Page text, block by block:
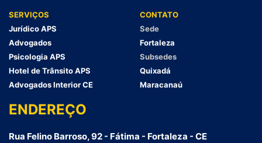
SERVIÇOS
Jurídico APS
Advogados
Psicologia APS
Hotel de Trânsito APS
Advogados Interior CE
CONTATO
Sede
Fortaleza
Subsedes
Quixadá
Maracanaú
ENDEREÇO
Rua Felino Barroso, 92 - Fátima - Fortaleza - CE